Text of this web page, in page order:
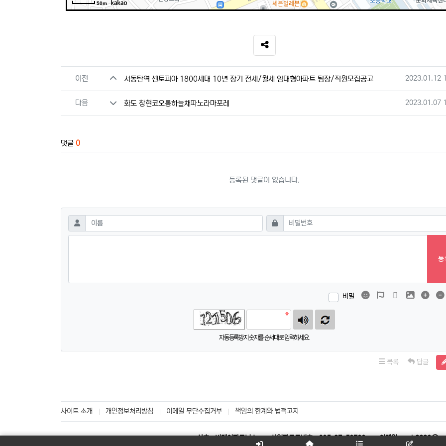
50m
SNS 공유
관련자료
이전 서동탄역 센토피아 1800세대 10년 장기 전세/월세 임대형아파트 팀장/직원모집공고 작성일
2023.01.12
다음 화도 창현코오롱하늘채파노라마포레 작성일
2023.01.07
댓글 0
등록된 댓글이 없습니다.
댓글쓰기
이름 필수 비밀번호필수
등
비밀 이모티콘폰트어썸동영상 이미지 댓글
자동등록방지 숫자를 순서대로 입력하세요.
목록 답글
사이트 소개 개인정보처리방침 이메일 무단수집거부 책임의 한계와 법적고지
상호 : 비케이파트너스 사업자등록번호 : 605-27-50700 이메일 :